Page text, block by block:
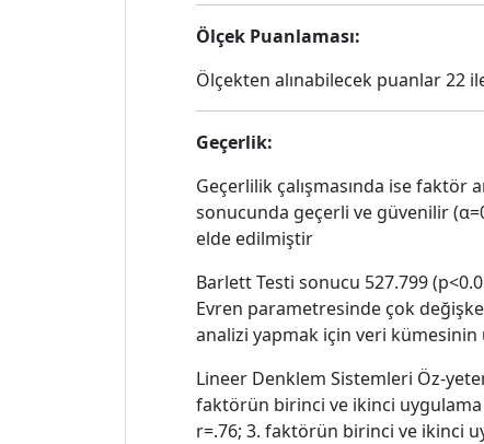
Ölçek Puanlaması:
Ölçekten alınabilecek puanlar 22
Geçerlik:
Geçerlilik çalışmasında ise faktör
sonucunda geçerli ve güvenilir
elde edilmiştir
Barlett Testi sonucu 527.799
Evren parametresinde çok
analizi yapmak için veri
Lineer Denklem Sistemleri Öz-
faktörün birinci ve ikinci uygulama
r=.76; 3. faktörün birinci ve ikinci